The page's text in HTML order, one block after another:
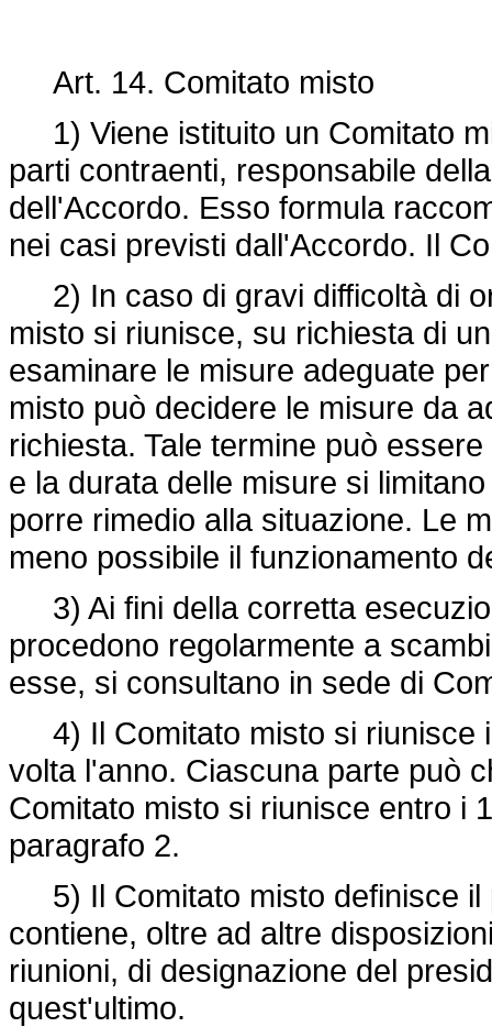
Art. 14. Comitato misto
1) Viene istituito un Comitato
parti contraenti, responsabile
dell'Accordo. Esso formula
nei casi previsti dall'Accordo. Il
2) In caso di gravi difficoltà di
misto si riunisce, su richiesta di
esaminare le misure adeguate
misto può decidere le misure da
richiesta. Tale termine può
e la durata delle misure si
porre rimedio alla situazione. Le
meno possibile il funzionamento
3) Ai fini della corretta
procedono regolarmente a
esse, si consultano in sede di
4) Il Comitato misto si riunisce
volta l'anno. Ciascuna parte può
Comitato misto si riunisce entro i
paragrafo 2.
5) Il Comitato misto definisce il
contiene, oltre ad altre
riunioni, di designazione del
quest'ultimo.